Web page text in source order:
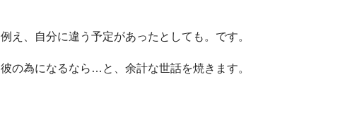
例え、自分に違う予定があったとしても。です。
彼の為になるなら…と、余計な世話を焼きます。